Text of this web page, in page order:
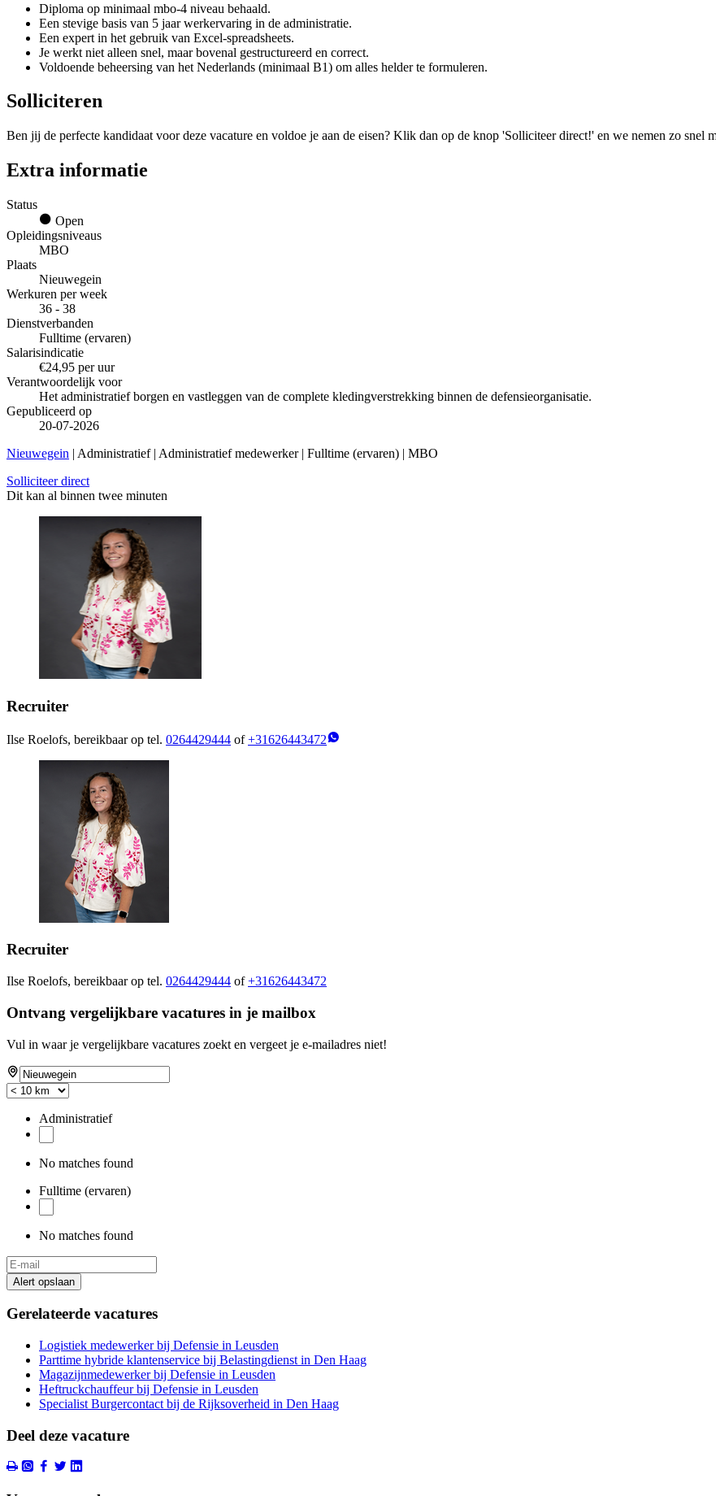
Diploma op minimaal mbo-4 niveau behaald.
Een stevige basis van 5 jaar werkervaring in de administratie.
Een expert in het gebruik van Excel-spreadsheets.
Je werkt niet alleen snel, maar bovenal gestructureerd en correct.
Voldoende beheersing van het Nederlands (minimaal B1) om alles helder te formuleren.
Solliciteren
Ben jij de perfecte kandidaat voor deze vacature en voldoe je aan de eisen? Klik dan op de knop 'Solliciteer direct!' en we nemen zo snel
Extra informatie
Status
Open
Opleidingsniveaus
MBO
Plaats
Nieuwegein
Werkuren per week
36 - 38
Dienstverbanden
Fulltime (ervaren)
Salarisindicatie
€24,95 per uur
Verantwoordelijk voor
Het administratief borgen en vastleggen van de complete kledingverstrekking binnen de defensieorganisatie.
Gepubliceerd op
20-07-2026
Nieuwegein | Administratief | Administratief medewerker | Fulltime (ervaren) | MBO
Solliciteer direct
Dit kan al binnen twee minuten
Recruiter
Ilse Roelofs, bereikbaar op tel. 0264429444 of+31626443472
Recruiter
Ilse Roelofs, bereikbaar op tel. 0264429444 of+31626443472
Ontvang vergelijkbare vacatures in je mailbox
Vul in waar je vergelijkbare vacatures zoekt en vergeet je e-mailadres niet!
Administratief
No matches found
Fulltime (ervaren)
No matches found
Alert opslaan
Gerelateerde vacatures
Logistiek medewerker bij Defensie in Leusden
Parttime hybride klantenservice bij Belastingdienst in Den Haag
Magazijnmedewerker bij Defensie in Leusden
Heftruckchauffeur bij Defensie in Leusden
Specialist Burgercontact bij de Rijksoverheid in Den Haag
Deel deze vacature